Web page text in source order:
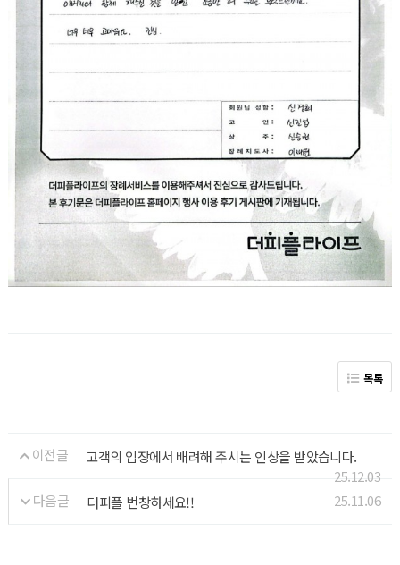
목록
이전글
고객의 입장에서 배려해 주시는 인상을 받았습니다.
25.12.03
다음글
더피플 번창하세요!! 25.11.06